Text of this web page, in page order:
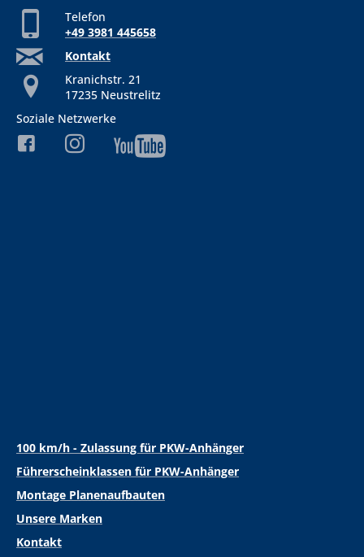
Telefon
+49 3981 445658
Kontakt
Kranichstr. 21
17235 Neustrelitz
Soziale Netzwerke
100 km/h - Zulassung für PKW-Anhänger
Führerscheinklassen für PKW-Anhänger
Montage Planenaufbauten
Unsere Marken
Kontakt